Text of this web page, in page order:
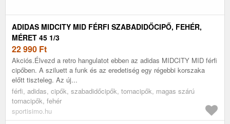
ADIDAS MIDCITY MID FÉRFI SZABADIDŐCIPŐ, FEHÉR,
MÉRET 45 1/3
22 990 Ft
Akciós.Élvezd a retro hangulatot ebben az adidas MIDCITY MID férfi
cipőben. A sziluett a funk és az eredetiség egy régebbi korszaka
előtt tiszteleg. Az új...
férfi, adidas, cipők, szabadidőcipők, tornacipők, magas szárú
tornacipők, fehér
sportisimo.hu